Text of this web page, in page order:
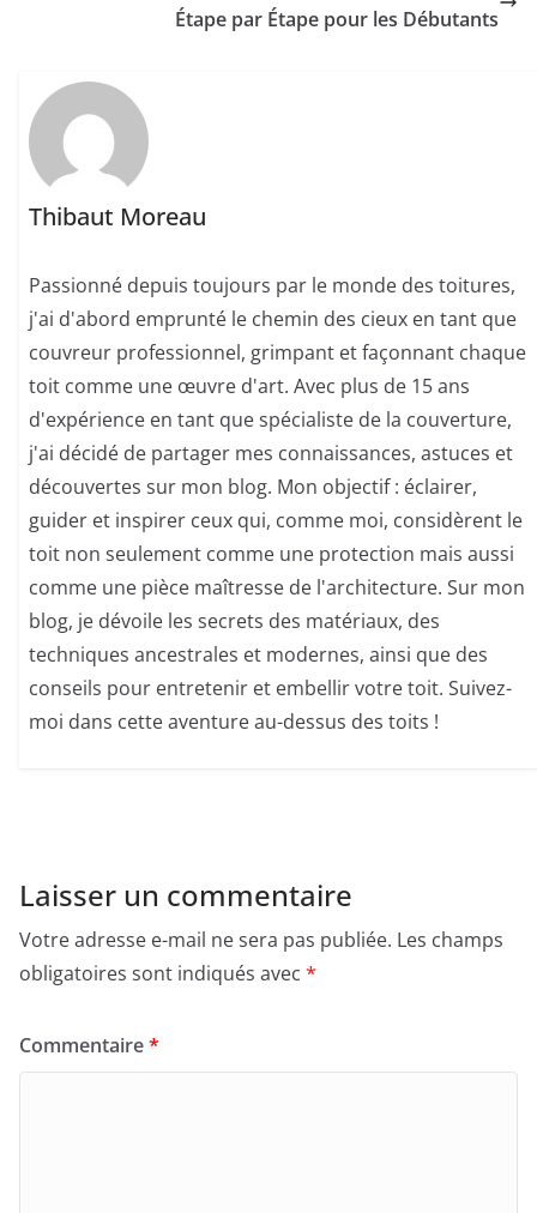
Étape par Étape pour les Débutants
Thibaut Moreau
Passionné depuis toujours par le monde des toitures,
j'ai d'abord emprunté le chemin des cieux en tant que
couvreur professionnel, grimpant et façonnant chaque
toit comme une œuvre d'art. Avec plus de 15 ans
d'expérience en tant que spécialiste de la couverture,
j'ai décidé de partager mes connaissances, astuces et
découvertes sur mon blog. Mon objectif : éclairer,
guider et inspirer ceux qui, comme moi, considèrent le
toit non seulement comme une protection mais aussi
comme une pièce maîtresse de l'architecture. Sur mon
blog, je dévoile les secrets des matériaux, des
techniques ancestrales et modernes, ainsi que des
conseils pour entretenir et embellir votre toit. Suivez-
moi dans cette aventure au-dessus des toits !
Laisser un commentaire
Votre adresse e-mail ne sera pas publiée. Les champs
obligatoires sont indiqués avec *
Commentaire*